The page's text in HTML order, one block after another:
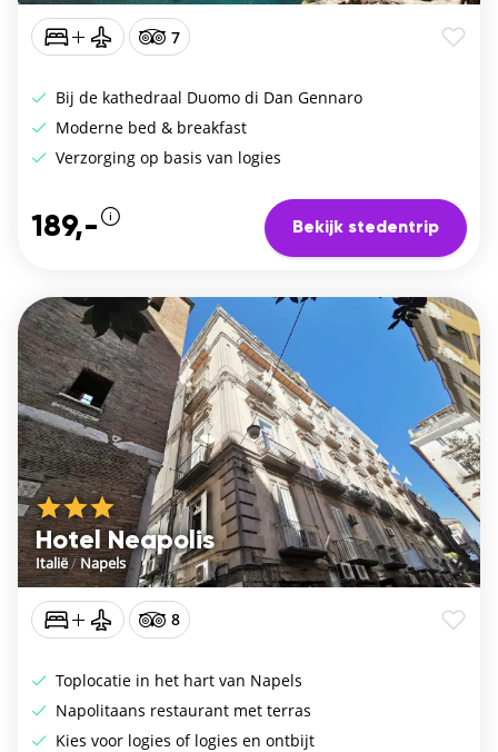
7
Bij de kathedraal Duomo di Dan Gennaro
Moderne bed & breakfast
Verzorging op basis van logies
189,- Bekijk stedentrip
Hotel Neapolis
Italië/Napels
8
Toplocatie in het hart van Napels
Napolitaans restaurant met terras
Kies voor logies of logies en ontbijt